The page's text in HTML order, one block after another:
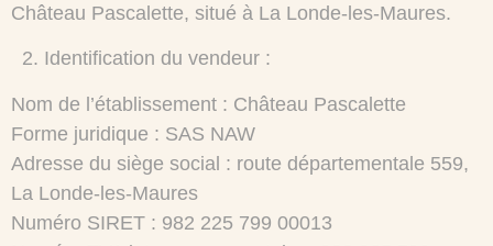
Château Pascalette, situé à La Londe-les-Maures.
2.⁠ ⁠Identification du vendeur :
Nom de l’établissement : Château Pascalette
Forme juridique : SAS NAW
Adresse du siège social : route départementale 559,
La Londe-les-Maures
Numéro SIRET : 982 225 799 00013